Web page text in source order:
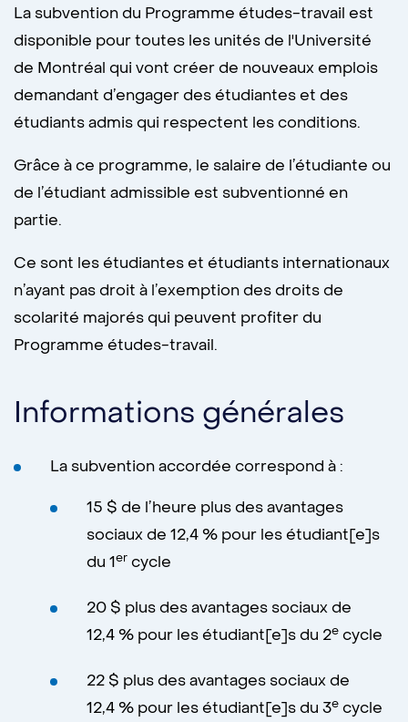
La subvention du Programme études-travail est
disponible pour toutes les unités de l'Université
de Montréal qui vont créer de nouveaux emplois
demandant d’engager des étudiantes et des
étudiants admis qui respectent les conditions.
Grâce à ce programme, le salaire de l’étudiante ou
de l’étudiant admissible est subventionné en
partie.
Ce sont les étudiantes et étudiants internationaux
n’ayant pas droit à l’exemption des droits de
scolarité majorés qui peuvent profiter du
Programme études-travail.
Informations générales
La subvention accordée correspond à :
15 $ de l’heure plus des avantages
sociaux de 12,4 % pour les étudiant[e]s
du 1er cycle
20 $ plus des avantages sociaux de
12,4 % pour les étudiant[e]s du 2e cycle
22 $ plus des avantages sociaux de
12,4 % pour les étudiant[e]s du 3e cycle